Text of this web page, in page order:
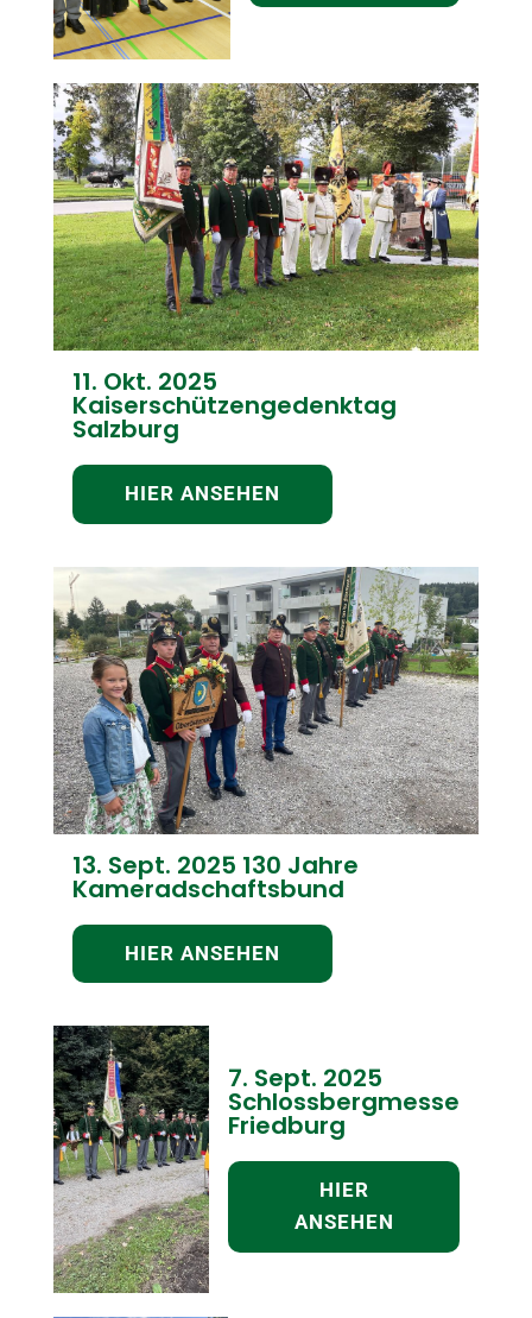
11. Okt. 2025
Kaiserschützengedenktag
Salzburg
HIER ANSEHEN
13. Sept. 2025 130 Jahre
Kameradschaftsbund
HIER ANSEHEN
7. Sept. 2025
Schlossbergmesse
Friedburg
HIER
ANSEHEN